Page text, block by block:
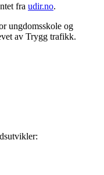
fra udir.no.
ungdomsskole og
av Trygg trafikk.